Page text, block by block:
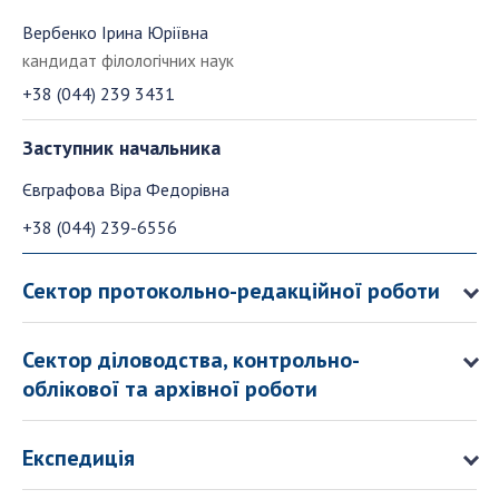
СТРУКТУРА
Президія НАН України
Апарат Президії
Секція фізико-технічних і математичних
наук
Секція хімічних і біологічних наук
Секція суспільних і гуманітарних наук
Установи при Президії
Наукові центри МОН та НАН України
Громадські організації
Вербенко Ірина Юріївна
кандидат філологічних наук
+38 (044) 239 3431
Заступник начальника
Євграфова Віра Федорівна
+38 (044) 239-6556
Сектор протокольно-редакційної роботи
Сектор діловодства, контрольно-
облікової та архівної роботи
Експедиція